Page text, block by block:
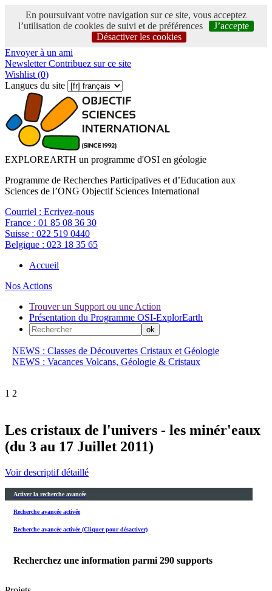
En poursuivant votre navigation sur ce site, vous acceptez
l’utilisation de cookies de suivi et de préférences
J’accepte
Désactiver les cookies
Envoyer à un ami
NewsletterContribuez sur ce site
Wishlist (0)
Langues du site
EXPLOREARTH un programme d'OSI en géologie
Programme de Recherches Participatives et d’Education aux
Sciences de l’ONG Objectif Sciences International
Courriel : Ecrivez-nous
France : 01 85 08 36 30
Suisse : 022 519 0440
Belgique : 023 18 35 65
Accueil
Nos Actions
Trouver un Support ou une Action
Présentation du Programme OSI-ExplorEarth
NEWS : Classes de Découvertes Cristaux et Géologie
NEWS : Vacances Volcans, Géologie & Cristaux
1 2
Les cristaux de l'univers - les minér'eaux
(du 3 au 17 Juillet 2011)
Voir descriptif détaillé
Activer la recherche avancée
Recherche avancée activée
Recherche avancée activée (Cliquer pour désactiver)
Recherchez une information parmi 290 supports